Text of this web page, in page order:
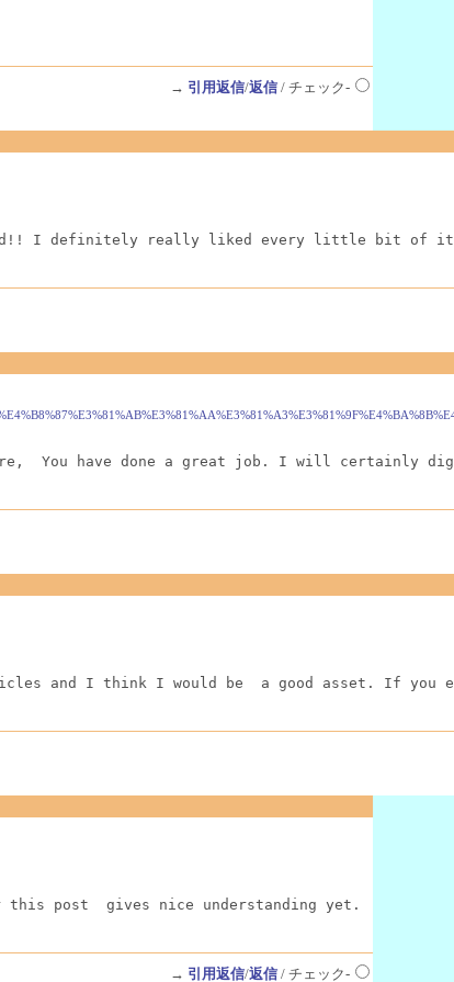
→ 引用返信/返信/ チェック-
I definitely really liked every little bit of it
You have done a great job. I will certainly
and I think I would be  a good asset. If
this post  gives nice understanding yet.
→ 引用返信/返信/ チェック-